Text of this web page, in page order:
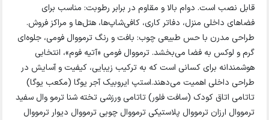
قابل نصب است. دوام بالا و مقاوم در برابر رطوبت: مناسب برای
فضاهای داخلی منزل، دفاتر کاری، کافی‌شاپ‌ها، هتل‌ها و مراکز فروش.
طراحی مدرن با حس طبیعی چوب: بافت و رنگ ترمووال فومی، جلوه‌ای
گرم و لوکس به فضا می‌بخشد. ترمووال فومی «آتیه فوم»، انتخابی
هوشمندانه برای کسانی است که به ترکیب زیبایی، کیفیت و آسایش در
طراحی داخلی اهمیت می‌دهند.استپ ایروبیک آجر یوگا (مکعب یوگا)
تاتامی اتاق کودک (سافت فلور) تاتامی ورزشی تخته شنا ترمو وال سفید
ترمووال ارزان ترمووال پلاستیکی ترمووال چوبی ترمووال دیوار ترمووال